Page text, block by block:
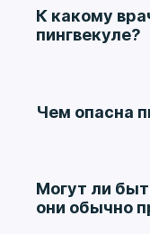
оно не
выраженных
К какому
пингвекуле?
требует ли она
Чем опасна
глаза и
неприятные
Могут ли
они обычно